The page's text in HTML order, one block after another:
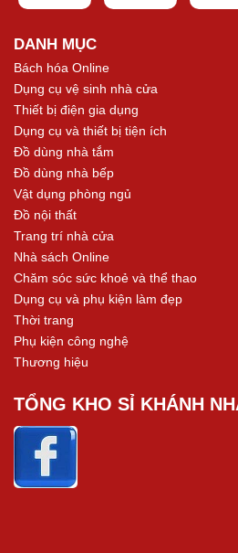
DANH MỤC
Bách hóa Online
Dụng cụ vệ sinh nhà cửa
Thiết bị điện gia dụng
Dụng cụ và thiết bị tiện ích
Đồ dùng nhà tắm
Đồ dùng nhà bếp
Vật dụng phòng ngủ
Đồ nội thất
Trang trí nhà cửa
Nhà sách Online
Chăm sóc sức khoẻ và thể thao
Dụng cụ và phụ kiện làm đẹp
Thời trang
Phụ kiện công nghệ
Thương hiệu
TỔNG KHO SỈ KHÁNH